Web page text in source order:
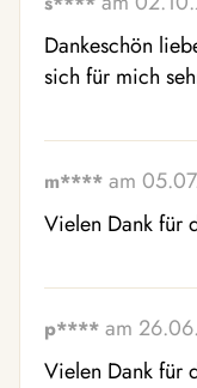
Dankeschön
sich für mich
m**** am
Vielen Dank für
p**** am
Vielen Dank für